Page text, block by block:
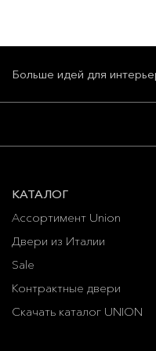
Больше идей для
КАТАЛОГ
Ассортимент Union
Двери из Италии
Sale
Контрактные двери
Скачать каталог UNION